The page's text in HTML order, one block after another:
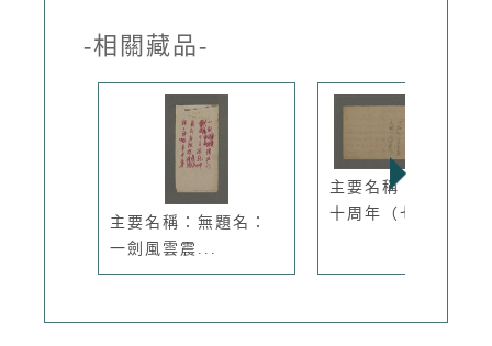
-相關藏品-
主要名稱：無題名：
一劍風雲震...
主要名稱：台灣光復
十周年（七...